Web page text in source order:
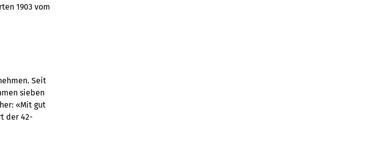
1903 vom
Seit
sieben
«Mit gut
der 42-